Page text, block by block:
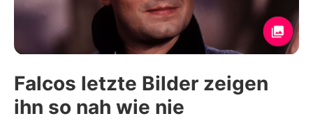
Familie & Liebe
Promiflash Exklusiv
Alle Themen auf Promiflash
Falcos letzte Bilder zeigen
ihn so nah wie nie